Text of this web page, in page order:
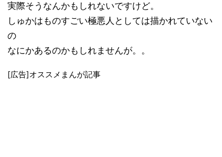
実際そうなんかもしれないですけど。
しゅかはものすごい極悪人としては描かれていない
の
なにかあるのかもしれませんが。。
[広告]オススメまんが記事